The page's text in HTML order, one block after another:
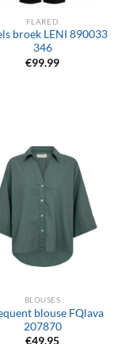
FLARED
broek LENI 890033
346
€99.99
BLOUSES
blouse FQlava
207870
€49.95